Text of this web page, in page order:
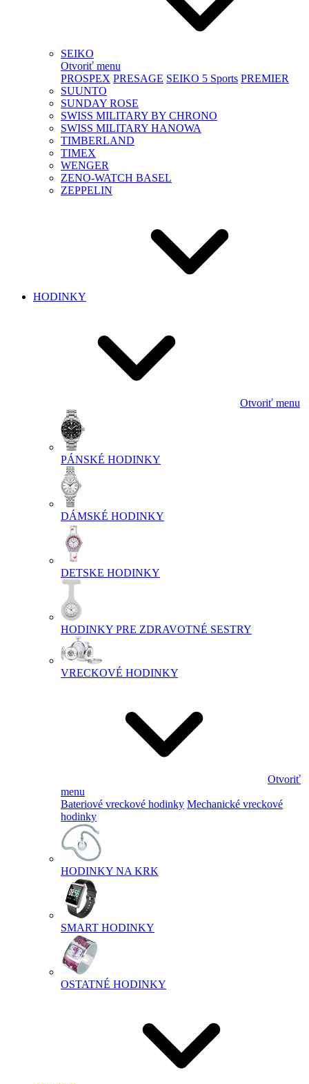
SEIKO
Otvoriť menu
PROSPEX PRESAGE SEIKO 5 Sports PREMIER
SUUNTO
SUNDAY ROSE
SWISS MILITARY BY CHRONO
SWISS MILITARY HANOWA
TIMBERLAND
TIMEX
WENGER
ZENO-WATCH BASEL
ZEPPELIN
HODINKY
Otvoriť menu
PÁNSKÉ HODINKY
DÁMSKÉ HODINKY
DETSKE HODINKY
HODINKY PRE ZDRAVOTNÉ SESTRY
VRECKOVÉ HODINKY
Otvoriť
menu
Bateriové vreckové hodinky Mechanické vreckové
hodinky
HODINKY NA KRK
SMART HODINKY
OSTATNÉ HODINKY